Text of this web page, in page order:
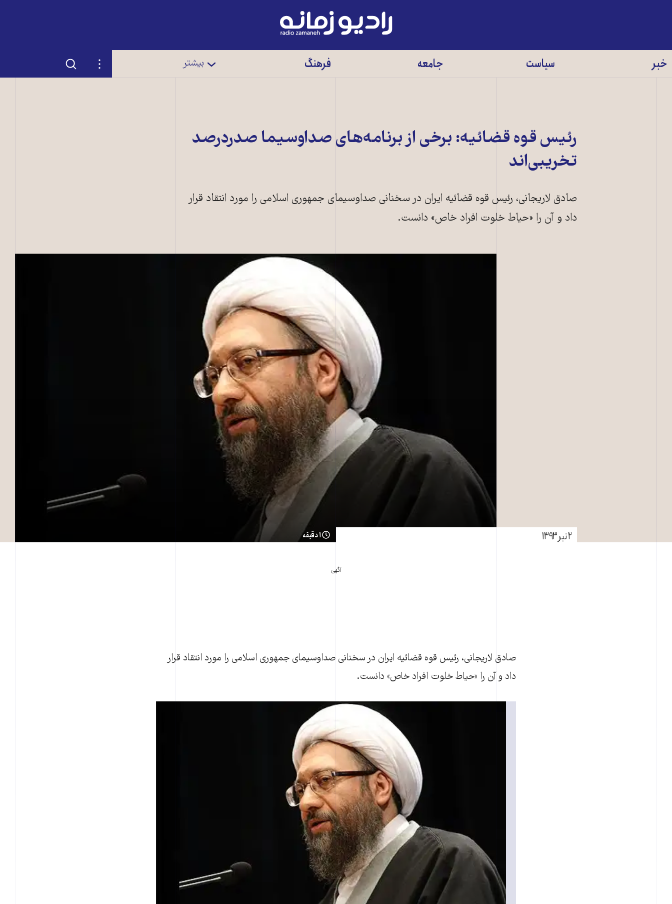
رادیو
زمانه
خبر سیاست جامعه فرهنگ بیشتر تنظیمات جستجو
رئیس قوه قضائیه: برخی از برنامه‌های صداوسيما صدردرصد
تخریبی‌اند
صادق لاریجانی، رئیس قوه قضائیه ایران در سخنانی صداوسیمای جمهوری اسلامی را مورد انتقاد قرار
داد و آن را «حياط خلوت افراد خاص» دانست.
۲ تیر ۱۳۹۳ ۱ دقیقه
آگهی
صادق لاریجانی، رئیس قوه قضائیه ایران در سخنانی صداوسیمای جمهوری اسلامی را مورد انتقاد قرار
داد و آن را «حياط خلوت افراد خاص» دانست.